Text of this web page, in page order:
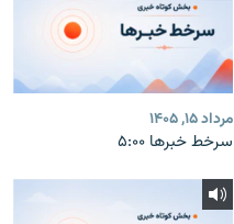
مرداد ۱۵, ۱۴۰۵
سرخط خبرها ۵:۰۰